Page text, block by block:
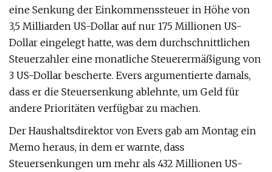
eine Senkung der Einkommenssteuer in Höhe von
3,5 Milliarden US-Dollar auf nur 175 Millionen US-
Dollar eingelegt hatte, was dem durchschnittlichen
Steuerzahler eine monatliche Steuerermäßigung von
3 US-Dollar bescherte. Evers argumentierte damals,
dass er die Steuersenkung ablehnte, um Geld für
andere Prioritäten verfügbar zu machen.
Der Haushaltsdirektor von Evers gab am Montag ein
Memo heraus, in dem er warnte, dass
Steuersenkungen um mehr als 432 Millionen US-